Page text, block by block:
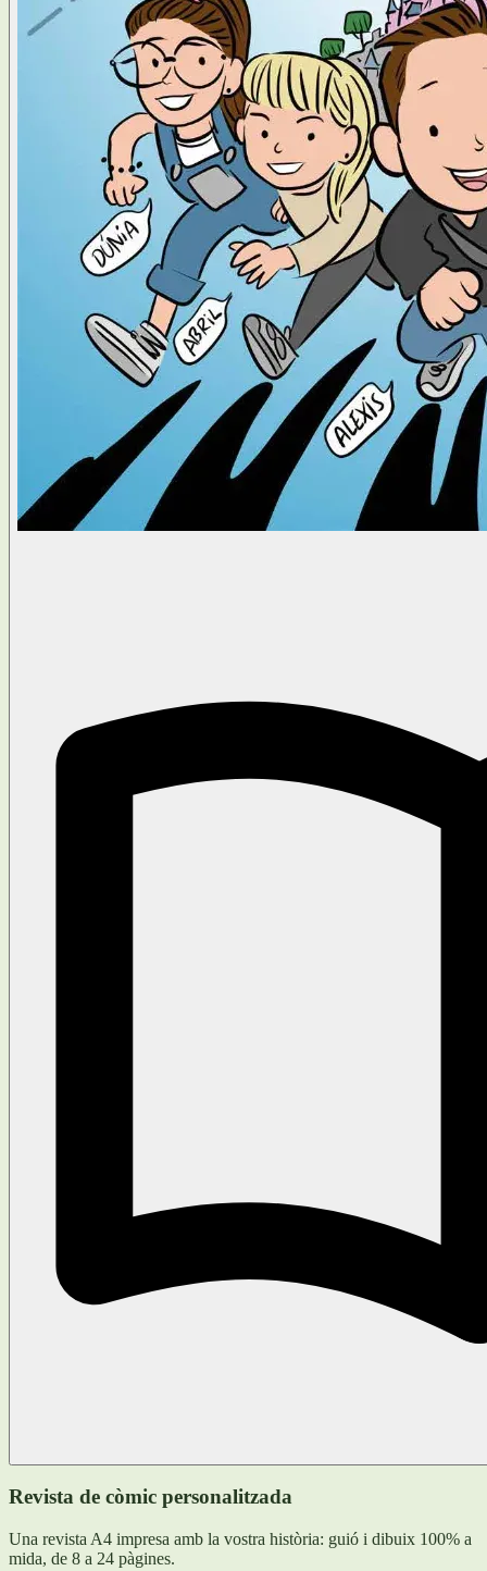
Revista de còmic personalitzada
Una revista A4 impresa amb la vostra història: guió i dibuix 100% a
mida, de 8 a 24 pàgines.